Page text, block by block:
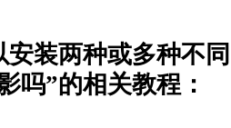
。
后点击属性，在属性中可以看到系统
装两种或多种不同
吗”的相关教程：